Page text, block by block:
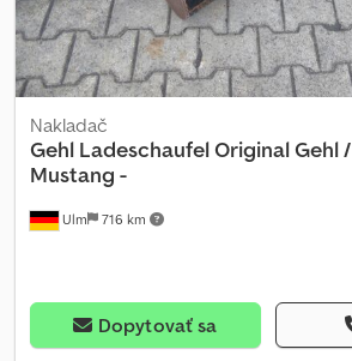
Ulm 716 km
Nakladač
Gehl Ladeschaufel Original Gehl /
Mustang -
Dopytovať sa